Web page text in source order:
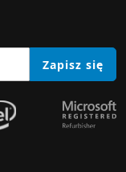
Zapisz się